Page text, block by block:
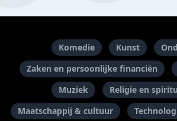
Komedie Kunst
Zaken en persoonlijke financiën
Muziek
Religie en
Maatschappij & cultuur